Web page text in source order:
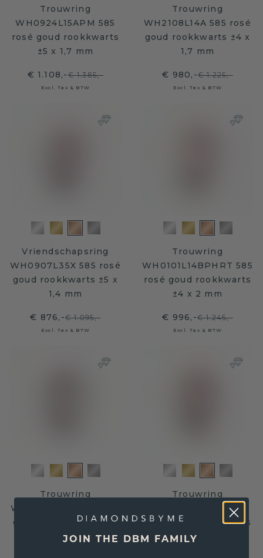
Trouwring
WH0924L15APM 585
rosé goud rookkwarts
±5 x 1,7 mm
€ 1.108,-€ 1.385,-
Excl. Tax & BTW
Trouwring
WH2108L14A 585 rosé
goud rookkwarts ±4 x
1,7 mm
€ 980,-€ 1.225,-
Excl. Tax & BTW
Vriendschapsring
WH0907L35X 585 rosé
goud rookkwarts ±5 x
1,4 mm
€ 876,-€ 1.095,-
Excl. Tax & BTW
Trouwring
WH0101L14BPHRT 585
rosé goud rookkwarts
±4 x 2 mm
€ 996,-€ 1.245,-
Excl. Tax & BTW
Trouwring
WH2104L34A 585 rosé
goud rookkwarts ±4,5
x 1,7 mm
Trouwring
WH0114L25BP 585
rosé goud rookkwarts
±5 x 2 mm
JOIN THE DBM FAMILY